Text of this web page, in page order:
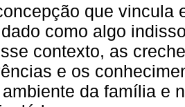
que vincula
como algo
contexto, as
e os
da família e